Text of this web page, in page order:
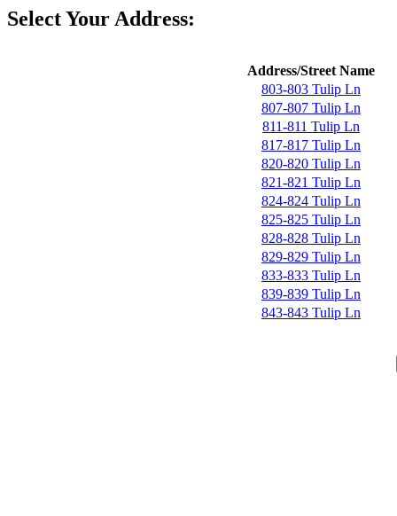
Select Your Address:
Address/Street Name
803-803 Tulip Ln
807-807 Tulip Ln
811-811 Tulip Ln
817-817 Tulip Ln
820-820 Tulip Ln
821-821 Tulip Ln
824-824 Tulip Ln
825-825 Tulip Ln
828-828 Tulip Ln
829-829 Tulip Ln
833-833 Tulip Ln
839-839 Tulip Ln
843-843 Tulip Ln